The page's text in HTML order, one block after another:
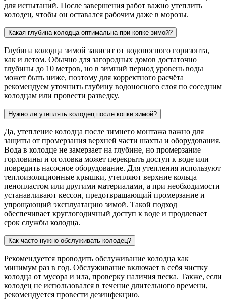
для испытаний. После завершения работ важно утеплить
колодец, чтобы он оставался рабочим даже в морозы.
Какая глубина колодца оптимальна при копке зимой?
Глубина колодца зимой зависит от водоносного горизонта,
как и летом. Обычно для загородных домов достаточно
глубины до 10 метров, но в зимний период уровень воды
может быть ниже, поэтому для корректного расчёта
рекомендуем уточнить глубину водоносного слоя по соседним
колодцам или провести разведку.
Нужно ли утеплять колодец после копки зимой?
Да, утепление колодца после зимнего монтажа важно для
защиты от промерзания верхней части шахты и оборудования.
Вода в колодце не замерзает на глубине, но промерзание
горловины и оголовка может перекрыть доступ к воде или
повредить насосное оборудование. Для утепления используют
теплоизоляционные крышки, утепляют верхние кольца
пенопластом или другими материалами, а при необходимости
устанавливают кессон, предотвращающий промерзание и
упрощающий эксплуатацию зимой. Такой подход
обеспечивает круглогодичный доступ к воде и продлевает
срок службы колодца.
Как часто нужно обслуживать колодец?
Рекомендуется проводить обслуживание колодца как
минимум раз в год. Обслуживание включает в себя чистку
колодца от мусора и ила, проверку наличия песка. Также, если
колодец не использовался в течение длительного времени,
рекомендуется провести дезинфекцию.